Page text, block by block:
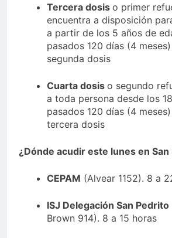
Tercera dosis o primer
encuentra a disposición
a partir de los 5 años de
pasados 120 días (4
segunda dosis
Cuarta dosis o segundo
a toda persona desde los
pasados 120 días (4
tercera dosis
¿Dónde acudir este lunes en San
CEPAM (Alvear 1152). 8 a
ISJ Delegación San Pedrito
Brown 914). 8 a 15 horas